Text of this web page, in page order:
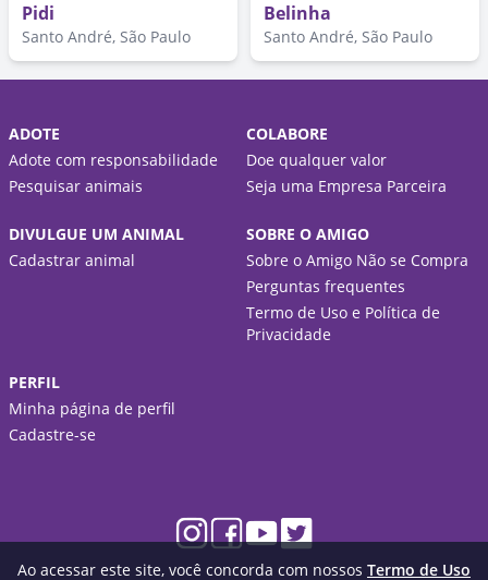
Pidi
Santo André, São Paulo
Belinha
Santo André, São Paulo
Ao acessar este site, você concorda com nossos Termo de Uso
ADOTE
Adote com responsabilidade
Pesquisar animais
COLABORE
Doe qualquer valor
Seja uma Empresa Parceira
DIVULGUE UM ANIMAL
Cadastrar animal
SOBRE O AMIGO
Sobre o Amigo Não se Compra
Perguntas frequentes
Termo de Uso e Política de
Privacidade
PERFIL
Minha página de perfil
Cadastre-se